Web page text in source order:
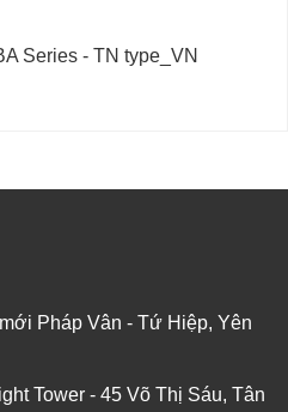
Series - TN type_VN
Pháp Vân - Tứ Hiệp, Yên
Tower - 45 Võ Thị Sáu, Tân